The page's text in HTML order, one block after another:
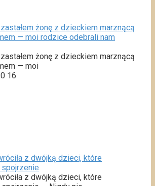
żonę z dzieckiem marznącą
— moi rodzice odebrali nam
żonę z dzieckiem marznącą
— moi
0 16
z dwójką dzieci, które
z dwójką dzieci, które